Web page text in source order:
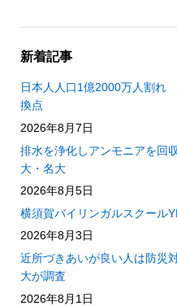
新着記事
日本人人口1億2000万人割れ
換点
2026年8月7日
排水を浄化しアンモニアを
大・名大
2026年8月5日
横須賀バイリンガルスクール
2026年8月3日
近所づきあいが良い人は防
大が調査
2026年8月1日